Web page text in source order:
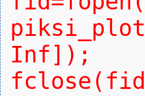
Inf]);